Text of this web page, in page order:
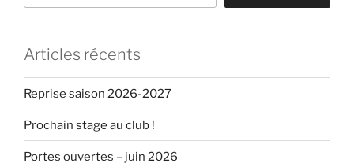
Articles récents
Reprise saison 2026-2027
Prochain stage au club !
Portes ouvertes – juin 2026